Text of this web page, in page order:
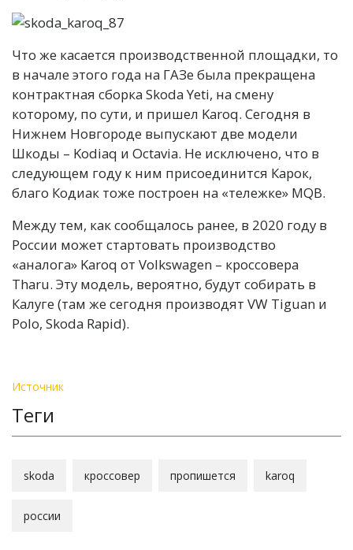
Что же касается производственной площадки, то
в начале этого года на ГАЗе была прекращена
контрактная сборка Skoda Yeti, на смену
которому, по сути, и пришел Karoq. Сегодня в
Нижнем Новгороде выпускают две модели
Шкоды – Kodiaq и Octavia. Не исключено, что в
следующем году к ним присоединится Карок,
благо Кодиак тоже построен на «тележке» MQB.
Между тем, как сообщалось ранее, в 2020 году в
России может стартовать производство
«аналога» Karoq от Volkswagen – кроссовера
Tharu. Эту модель, вероятно, будут собирать в
Калуге (там же сегодня производят VW Tiguan и
Polo, Skoda Rapid).
Источник
Теги
skoda кроссовер пропишется karoq
россии